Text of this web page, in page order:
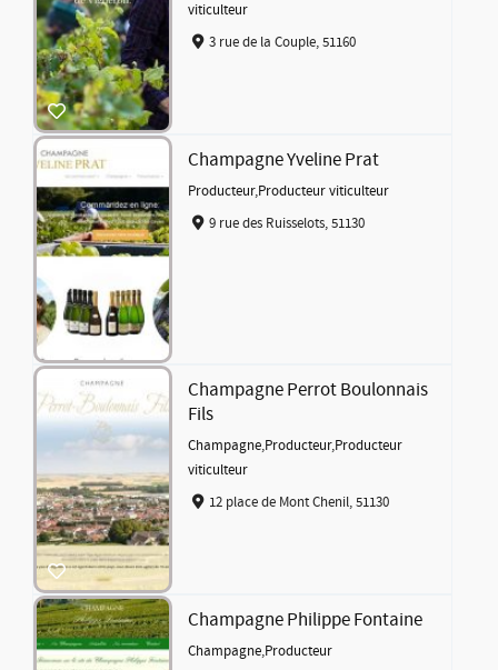
viticulteur
3 rue de la Couple, 51160
Champagne Yveline Prat
Producteur,Producteur viticulteur
9 rue des Ruisselots, 51130
Champagne Perrot Boulonnais
Fils
Champagne,Producteur,Producteur
viticulteur
12 place de Mont Chenil, 51130
Champagne Philippe Fontaine
Champagne,Producteur